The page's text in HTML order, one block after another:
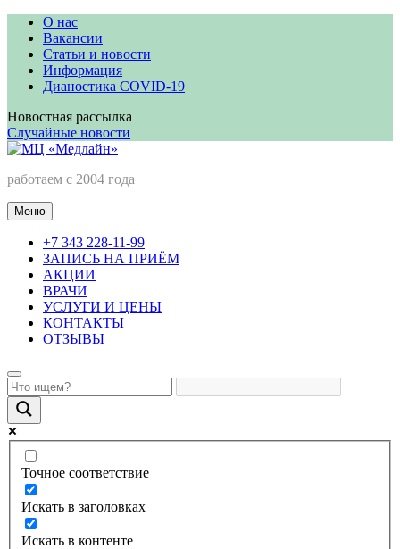
Перейти
содержимому
О нас
Вакансии
Статьи и новости
Информация
Дианостика COVID-19
Новостная рассылка
Случайные новости
МЦ «Медлайн»
работаем с 2004 года
Меню
+7 343 228-11-99
ЗАПИСЬ НА ПРИЁМ
АКЦИИ
ВРАЧИ
УСЛУГИ И ЦЕНЫ
КОНТАКТЫ
ОТЗЫВЫ
Точное соответствие
Искать в заголовках
Искать в контенте